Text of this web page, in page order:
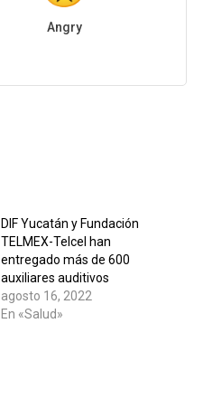
Angry
DIF Yucatán y Fundación
TELMEX-Telcel han
entregado más de 600
auxiliares auditivos
agosto 16, 2022
En «Salud»